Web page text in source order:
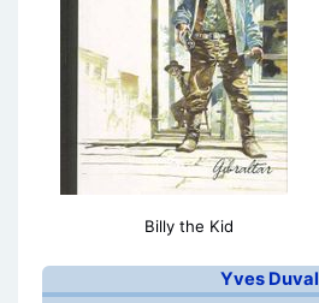
Billy the Kid
Yves Duval